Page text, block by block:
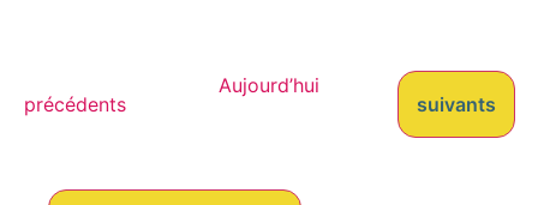
Évènements
précédents
Aujourd’hui
Évènements
suivants